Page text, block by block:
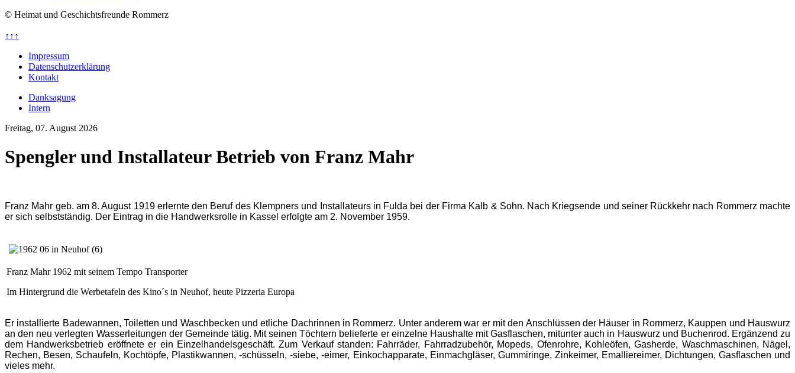
© Heimat und Geschichtsfreunde Rommerz
↑↑↑
Impressum
Datenschutzerklärung
Kontakt
Danksagung
Intern
Freitag, 07. August 2026
Spengler und Installateur Betrieb von Franz Mahr
Franz Mahr geb. am 8. August 1919 erlernte den Beruf des Klempners und Installateurs in Fulda bei der Firma Kalb & Sohn. Nach Kriegsende und seiner Rückkehr nach Rommerz machte
er sich selbstständig. Der Eintrag in die Handwerksrolle in Kassel erfolgte am 2. November 1959.
Franz Mahr 1962 mit seinem Tempo Transporter
Im Hintergrund die Werbetafeln des Kino´s in Neuhof, heute Pizzeria Europa
Er installierte Badewannen, Toiletten und Waschbecken und etliche Dachrinnen in Rommerz. Unter anderem war er mit den Anschlüssen der Häuser in Rommerz, Kauppen und Hauswurz
an den neu verlegten Wasserleitungen der Gemeinde tätig. Mit seinen Töchtern belieferte er einzelne Haushalte mit Gasflaschen, mitunter auch in Hauswurz und Buchenrod. Ergänzend zu
dem Handwerksbetrieb eröffnete er ein Einzelhandelsgeschäft. Zum Verkauf standen: Fahrräder, Fahrradzubehör, Mopeds, Ofenrohre, Kohleöfen, Gasherde, Waschmaschinen, Nägel,
Rechen, Besen, Schaufeln, Kochtöpfe, Plastikwannen, -schüsseln, -siebe, -eimer, Einkochapparate, Einmachgläser, Gummiringe, Zinkeimer, Emalliereimer, Dichtungen, Gasflaschen und
vieles mehr.